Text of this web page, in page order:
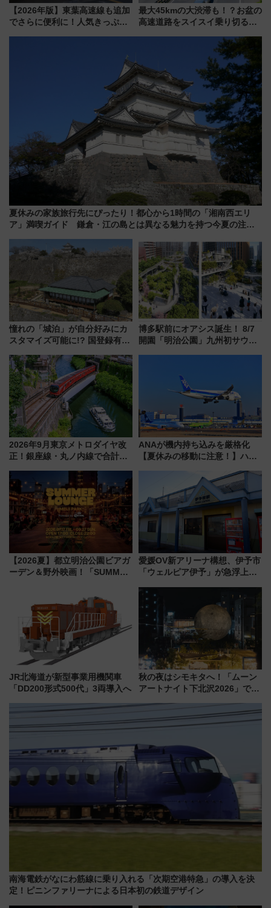
【2026年版】東葉高速線も追加
でさらに便利に！人気きっぷ
巡るなら使い勝手・コスパ抜群
最大45kmの大渋滞も！？お盆の
高速道路をスイスイ乗り切る快
夏休みの家族旅行先にぴったり！都心から1時間の「湘南西エリ
ア」満喫ガイド 鎌倉・江の島とは異なる魅力を持つ今夏の注目
憧れの「城泊」が自分好みにカ
スタマイズ可能に!? 国登録有形
にオーダーメイド型の宿泊プラ
ンが誕生！
博多駅前にオアシス誕生！ 8/7
開園「明治公園」九州初サウナ
はどう変わる？
2026年9月東京メトロダイヤ改
正！銀座線・丸ノ内線で合計
待
ANAが機内持ち込みを厳格化
【夏休みの移動に注意！】ハン
「身の回り品」新サイズ制限
(40×30×20cm)おさらい
【2026夏】都立明治公園ビアガ
ーデン＆野外映画！「SUMMER
ケジュール 夜風とビール、映画
を満喫！
愛媛OV新アリーナ構想、伊予市
「ウェルピア伊予」が急浮上！
で探る鉄道アクセスの未来
JR北海道が新型事業用機関車
「DD200形式500代」3両導入へ
秋の夜はシモキタへ！「ムーン
アートナイト下北沢2026」でイ
南海電鉄がなにわ筋線に乗り入れる「次期空港特急」の導入を決
定！ピニンファリーナによる日本初の鉄道デザイン